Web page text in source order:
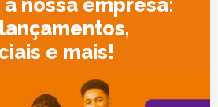
nossa empresa:
e mais!